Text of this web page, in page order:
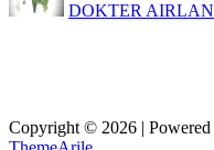
DOKTER
Copyright © 2026 |